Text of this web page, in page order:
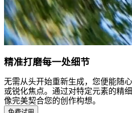
精准打磨每一处细节
无需从头开始重新生成，您便能随
或锐化焦点。通过对特定元素的精
像完美契合您的创作构想。